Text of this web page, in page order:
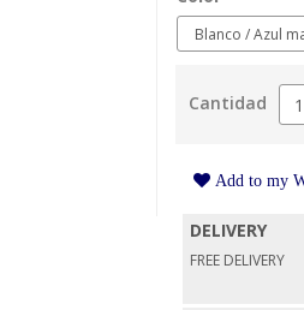
Cantidad
Add to my
DELIVERY
FREE DELIVERY